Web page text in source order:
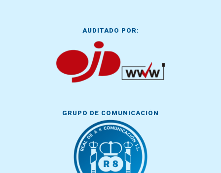
AUDITADO POR:
GRUPO DE COMUNICACIÓN